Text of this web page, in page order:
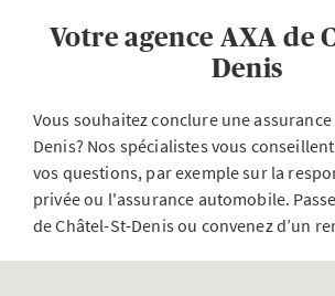
Votre agence AXA de
Denis
Vous souhaitez conclure une
Denis? Nos spécialistes vous
vos questions, par exemple sur la
privée ou l'assurance automobile.
de Châtel-St-Denis ou convenez d’un